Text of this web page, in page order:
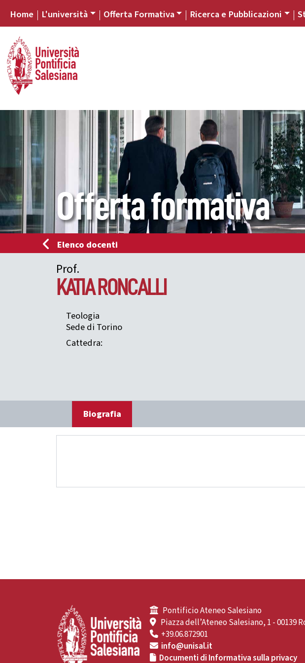
Home L'università Offerta Formativa Ricerca e Pubblicazioni
Offerta formativa
Elenco docenti
Prof.
KATIA RONCALLI
Teologia
Sede di Torino
Cattedra:
Biografia
Pontificio Ateneo Salesiano
Piazza dell’Ateneo Salesiano, 1 - 00139
+39.06.872901
info@unisal.it
Documenti di Informativa sulla privacy